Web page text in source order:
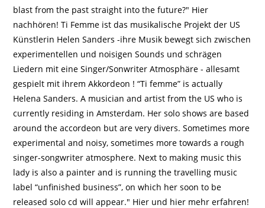
blast from the past straight into the future?" Hier
nachhören! Ti Femme ist das musikalische Projekt der US
Künstlerin Helen Sanders -ihre Musik bewegt sich zwischen
experimentellen und noisigen Sounds und schrägen
Liedern mit eine Singer/Sonwriter Atmosphäre - allesamt
gespielt mit ihrem Akkordeon ! “Ti femme” is actually
Helena Sanders. A musician and artist from the US who is
currently residing in Amsterdam. Her solo shows are based
around the accordeon but are very divers. Sometimes more
experimental and noisy, sometimes more towards a rough
singer-songwriter atmosphere. Next to making music this
lady is also a painter and is running the travelling music
label “unfinished business”, on which her soon to be
released solo cd will appear." Hier und hier mehr erfahren!